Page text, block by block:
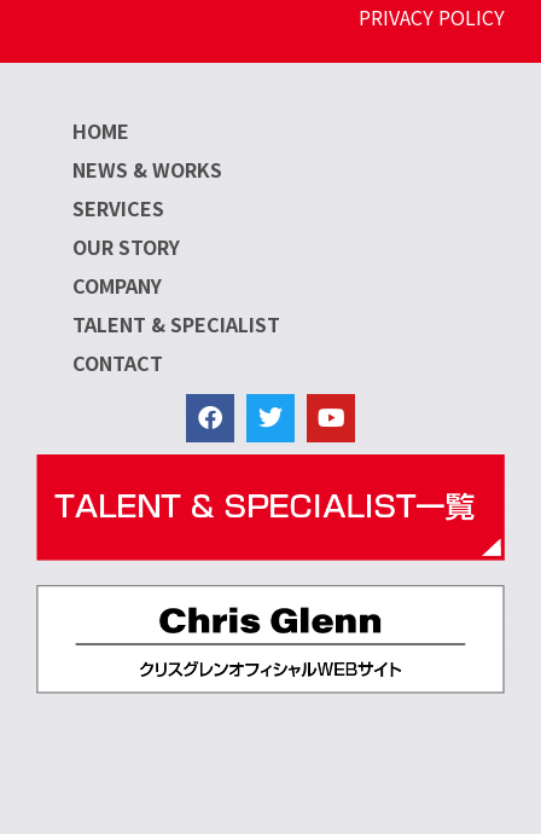
PRIVACY POLICY
HOME
NEWS & WORKS
SERVICES
OUR STORY
COMPANY
TALENT & SPECIALIST
CONTACT